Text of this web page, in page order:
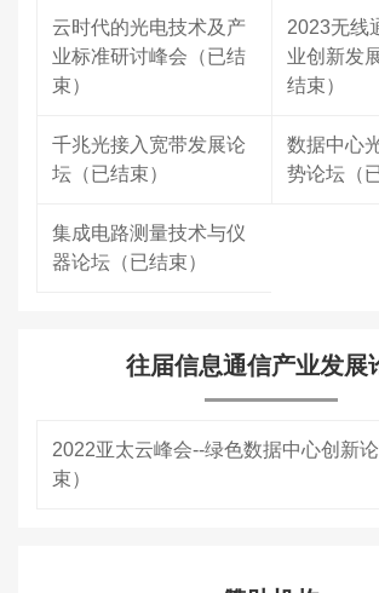
云时代的光电技术及产
业标准研讨峰会（已结
束）
2023无线
业创新发
结束）
千兆光接入宽带发展论
坛（已结束）
数据中心
势论坛（
集成电路测量技术与仪
器论坛（已结束）
往届信息通信产业发展
2022亚太云峰会--绿色数据中心创新
束）